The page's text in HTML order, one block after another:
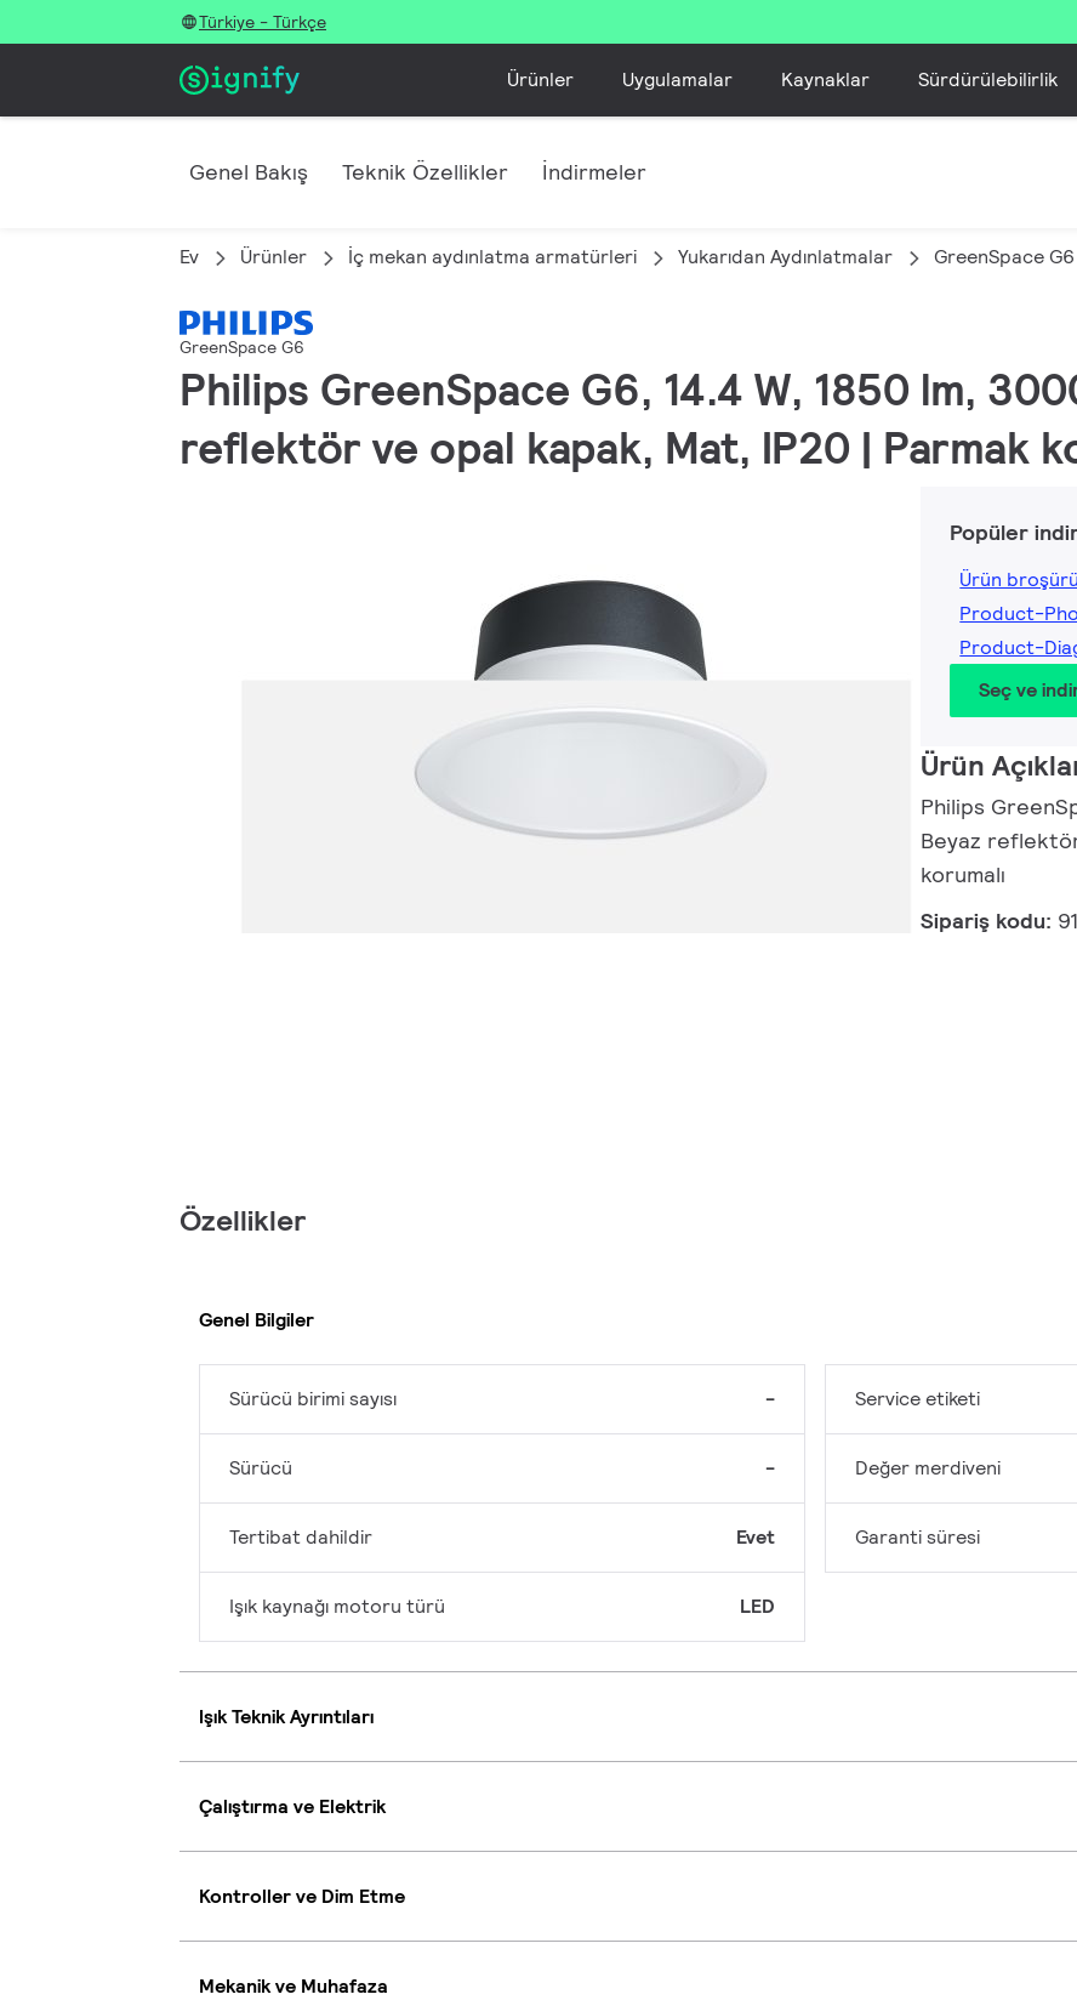
Türkiye - Türkçe
Ürünler Uygulamalar Kaynaklar Sürdürülebilirlik
Genel Bakış Teknik Özellikler İndirmeler
Ev Ürünler İç mekan aydınlatma armatürleri Yukarıdan Aydınlatmalar GreenSpace G6
GreenSpace G6
Philips GreenSpace G6, 14.4 W, 1850 lm,
reflektör ve opal kapak, Mat, IP20 | Parmak
Popüler
Ürün broşürü
Product-
Product-
Seç ve
Ürün
Philips
Beyaz
korumalı
Sipariş kodu:
Özellikler
Genel Bilgiler
Sürücü birimi sayısı -
Sürücü -
Tertibat dahildir Evet
Işık kaynağı motoru türü LED
Service etiketi
Değer merdiveni
Garanti süresi
Işık Teknik Ayrıntıları
Çalıştırma ve Elektrik
Kontroller ve Dim Etme
Mekanik ve Muhafaza